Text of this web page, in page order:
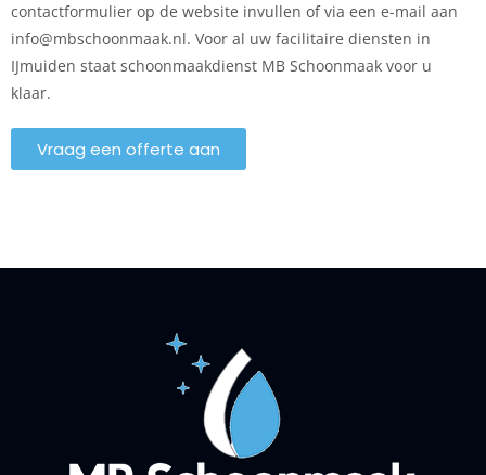
contactformulier op de website invullen of via een e-mail aan
info@mbschoonmaak.nl. Voor al uw facilitaire diensten in
IJmuiden staat schoonmaakdienst MB Schoonmaak voor u
klaar.
Vraag een offerte aan